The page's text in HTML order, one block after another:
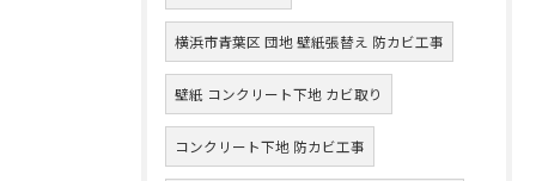
横浜市青葉区 団地 壁紙張替え 防カビ工事
壁紙 コンクリート下地 カビ取り
コンクリート下地 防カビ工事